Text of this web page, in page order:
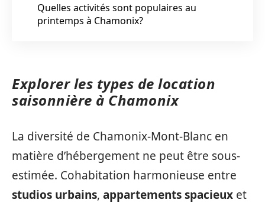
Quelles activités sont populaires au
printemps à Chamonix?
Explorer les types de location
saisonnière à Chamonix
La diversité de Chamonix-Mont-Blanc en
matière d’hébergement ne peut être sous-
estimée. Cohabitation harmonieuse entre
studios urbains, appartements spacieux et